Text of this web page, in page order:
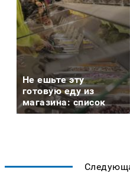
Не ешьте эту
готовую еду из
магазина: список